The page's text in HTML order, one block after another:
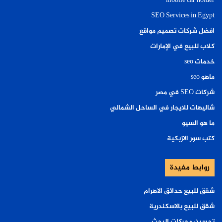
نصائح لتجنب الحرارة
لا تترك الهاتف تحت أشعة الشمس.
تجنب الشحن أثناء اللعب.
أغلق التطبيقات غير الضرورية.
استخدم شاحنًا أصليًا.
هل الشحن السريع سبب في ضعف
البطارية؟
الحديثة مصممة للتعامل معه.
لكن الاستخدام المستمر للشحن السريع في بيئات حارة
قد يرفع حرارة الجهاز ويؤثر تدريجيًا على كفاءة
البطارية.
SEO Services in Egypt
افضل شركات تصميم مواقع
كلاب للبيع في الإمارات
خدمات seo
ماهو seo
شركات SEO في مصر
شاليهات للايجار في الساحل الشمالي
ما هو السيو
كتب سور الازبكية
روابط مفيدة
شقق للبيع حدائق الاهرام
شقق للبيع بالاسكندرية